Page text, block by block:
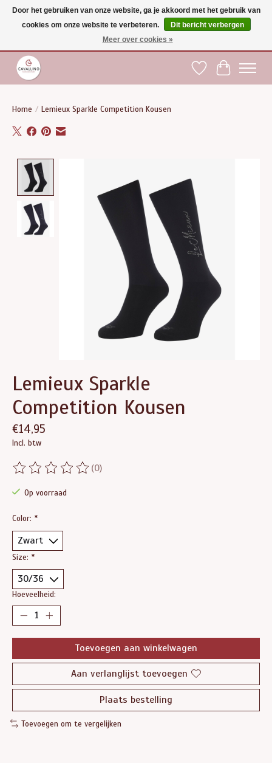
Gratis verzending vanaf €75 binnen BE - vanaf €100 naar EU | Voor 17:00 besteld is
dezelfde dag verzonden | Klantendienst: +32 (0)51 21 27 00 |
Verlanglijst
Home / Lemieux Sparkle Competition Kousen
Lemieux Sparkle
Competition Kousen
€14,95
Incl. btw
De beoordeling van dit product is
(0)
Op voorraad
Color: *
Size: *
Hoeveelheid:
Toevoegen aan winkelwagen
Aan verlanglijst toevoegen
Plaats bestelling
Toevoegen om te vergelijken
Door het gebruiken van onze website, ga je akkoord met het gebruik van
cookies om onze website te verbeteren.
Dit bericht verbergen
Meer over cookies »